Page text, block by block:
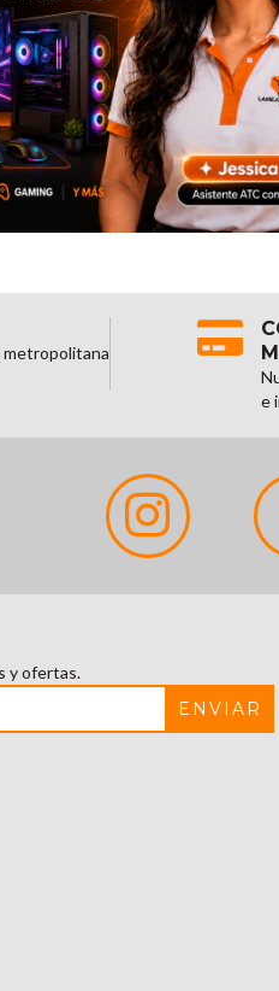
metropolitana
e
y ofertas.